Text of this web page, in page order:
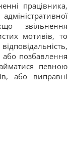
працівника,
звільнення
мотивів, то
позбавлення
певною
або виправні